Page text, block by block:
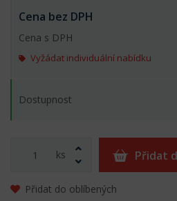
Cena bez DPH
Cena s DPH
Vyžádat individuální nabídku
Dostupnost
ks Přidat
Přidat do oblíbených